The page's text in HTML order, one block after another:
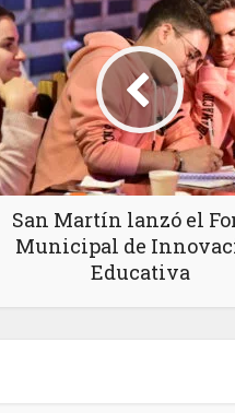
San Martín lanzó el
Municipal de
Educativa